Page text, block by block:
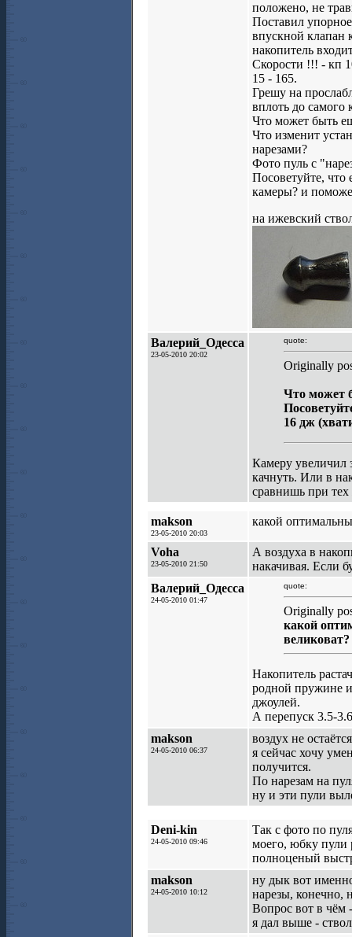
положено, не
Поставил
впускной клапан
накопитель
Скорости !!! - кп
15 - 165.
Грешу на
вплоть до самого
Что может быть
Что изменит
нарезами?
Фото пуль с
Посоветуйте, что
камеры? и
на ижевский
Валерий_Одесса
23-05-2010 20:02
quote:
Originally
Что может
16 дж
Камеру увеличил
качнуть. Или в
сравнишь при тех
makson
23-05-2010 20:03
какой
Voha
23-05-2010 21:50
А воздуха в
накачивая. Если
Валерий_Одесса
24-05-2010 01:47
quote:
Originally
какой
великоват?
Накопитель
родной пружине
джоулей.
А перепуск 3.5-
makson
24-05-2010 06:37
воздух не
я сейчас хочу
получится.
По нарезам на
ну и эти пули
Deni-kin
24-05-2010 09:46
Так с фото по
моего, юбку пули
полноценый
makson
24-05-2010 10:12
ну дык вот
нарезы, конечно,
Вопрос вот в чём
я дал выше -